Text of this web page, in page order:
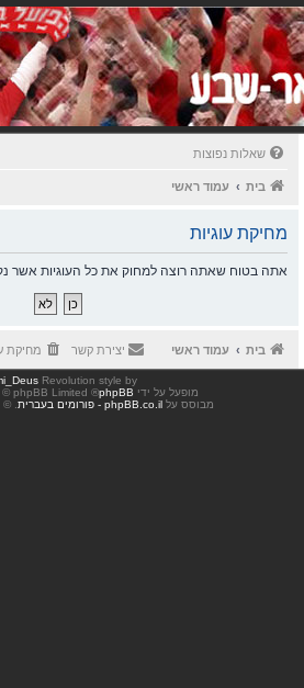
שאלות נפוצות
בית עמוד ראשי
מחיקת עוגיות
אתה בטוח שאתה רוצה למחוק את כל העוגיות אשר
בית עמוד ראשי מחיקת יצירת קשר
Revolution style by
מופעל על ידי phpBB
® Forum Software © phpBB Limited
מבוסס על phpBB.co.il - פורומים בעברית . © 2017 - phpBB.co.il.